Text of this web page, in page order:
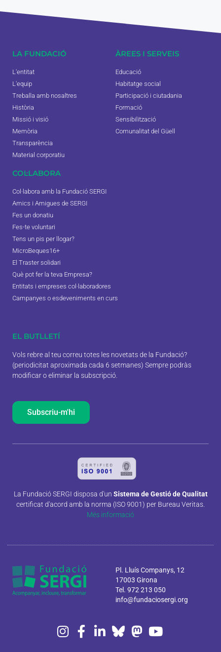
LA FUNDACIÓ
L'entitat
L'equip
Treballa amb nosaltres
Història
Missió i visió
Memòria
Transparència
Material corporatiu
ÀREES I SERVEIS
Educació
Habitatge social
Participació i ciutadania
Formació
Sensibilització
Comunalitat del Güell
COL·LABORA
Col·labora amb la Fundació SERGI
Amics i Amigues de SERGI
Fes un donatiu
Fes-te voluntari
Tens un pis per llogar?
MicroBeques16+
El Traster solidari
Què pot fer la teva Empresa?
Entitats i empreses col·laboradores
Campanyes o esdeveniments en curs
EL BUTLLETÍ
Vols rebre al teu correu totes les novetats de la Fundació?
(periodicitat aproximada cada 6 setmanes) Sempre podràs
modificar o eliminar la subscripció.
Subscriu-m'hi
La Fundació SERGI disposa d'un Sistema de Gestió de Qualitat
certificat d'acord amb la norma (ISO 9001) per Bureau Veritas.
Més informació
Pl. Lluís Companys, 12
17003 Girona
Tel. 972 213 050
info@fundaciosergi.org